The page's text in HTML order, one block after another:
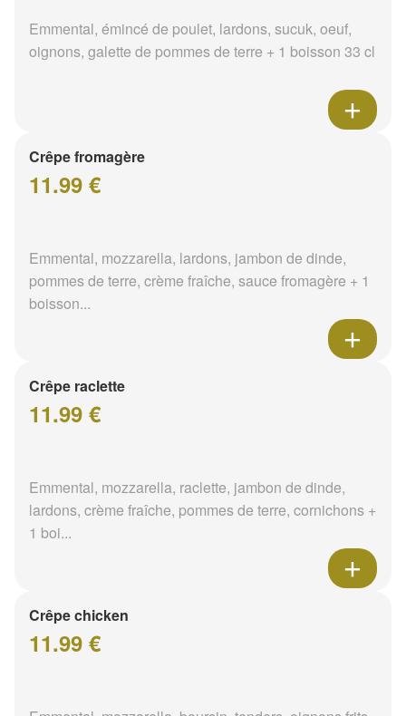
Emmental, émincé de poulet, lardons, sucuk, oeuf,
oignons, galette de pommes de terre + 1 boisson 33 cl
Crêpe fromagère
11.99 €
Emmental, mozzarella, lardons, jambon de dinde,
pommes de terre, crème fraîche, sauce fromagère + 1
boisson...
Crêpe raclette
11.99 €
Emmental, mozzarella, raclette, jambon de dinde,
lardons, crème fraîche, pommes de terre, cornichons +
1 boi...
Crêpe chicken
11.99 €